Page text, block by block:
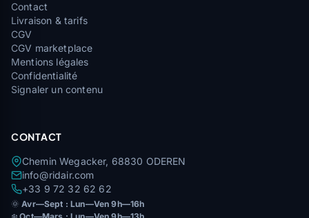
Contact
Livraison & tarifs
CGV
CGV marketplace
Mentions légales
Confidentialité
Signaler un contenu
CONTACT
Chemin Wegacker, 68830 ODEREN
info@ridair.com
+33 9 72 32 62 62
🌞Avr—Sept : Lun—Ven 9h—16h